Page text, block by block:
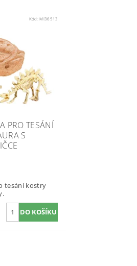
Kód:MI36513
PRO TESÁNÍ
S
tesání kostry